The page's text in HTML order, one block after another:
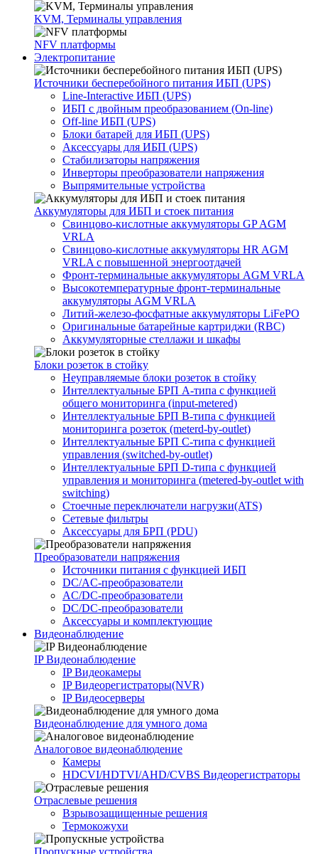
KVM, Терминалы управления
NFV платформы
Электропитание
Источники бесперебойного питания ИБП (UPS)
Line-Interactive ИБП (UPS)
ИБП с двойным преобразованием (On-line)
Off-line ИБП (UPS)
Блоки батарей для ИБП (UPS)
Аксессуары для ИБП (UPS)
Стабилизаторы напряжения
Инверторы преобразователи напряжения
Выпрямительные устройства
Аккумуляторы для ИБП и стоек питания
Свинцово-кислотные аккумуляторы GP AGM
VRLA
Свинцово-кислотные аккумуляторы HR AGM
VRLA с повышенной энергоотдачей
Фронт-терминальные аккумуляторы AGM VRLA
Высокотемпературные фронт-терминальные
аккумуляторы AGM VRLA
Литий-железо-фосфатные аккумуляторы LiFePO
Оригинальные батарейные картриджи (RBC)
Аккумуляторные стеллажи и шкафы
Блоки розеток в стойку
Неуправляемые блоки розеток в стойку
Интеллектуальные БРП А-типа с функцией
общего мониторинга (input-metered)
Интеллектуальные БРП B-типа с функцией
мониторинга розеток (meterd-by-outlet)
Интеллектуальные БРП C-типа с функцией
управления (switched-by-outlet)
Интеллектуальные БРП D-типа с функцией
управления и мониторинга (metered-by-outlet with
switching)
Стоечные переключатели нагрузки(ATS)
Сетевые фильтры
Аксессуары для БРП (PDU)
Преобразователи напряжения
Источники питания c функцией ИБП
DC/AC-преобразователи
AC/DC-преобразователи
DC/DC-преобразователи
Аксессуары и комплектующие
Видеонаблюдение
IP Видеонаблюдение
IP Видеокамеры
IP Видеорегистраторы(NVR)
IP Видеосерверы
Видеонаблюдение для умного дома
Аналоговое видеонаблюдение
Камеры
HDCVI/HDTVI/AHD/CVBS Видеорегистраторы
Отраслевые решения
Взрывозащищенные решения
Термокожухи
Пропускные устройства